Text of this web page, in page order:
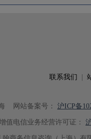
联系我们
网站备案号： 沪ICP备
值电信业务经营许可证：